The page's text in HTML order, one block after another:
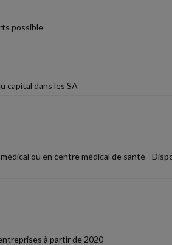
possible
capital dans les SA
ou en centre médical de santé -
à partir de 2020